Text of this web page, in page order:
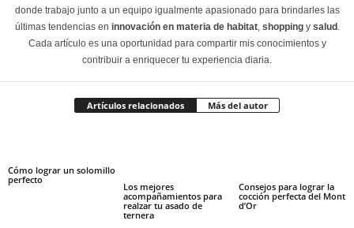
donde trabajo junto a un equipo igualmente apasionado para brindarles las
últimas tendencias en innovación en materia de habitat, shoppingy salud.
Cada artículo es una oportunidad para compartir mis conocimientos y
contribuir a enriquecer tu experiencia diaria.
Artículos relacionados Más del autor
Cómo lograr un solomillo
perfecto
Los mejores
acompañamientos para
realzar tu asado de
ternera
Consejos para lograr la
cocción perfecta del Mont
d’Or